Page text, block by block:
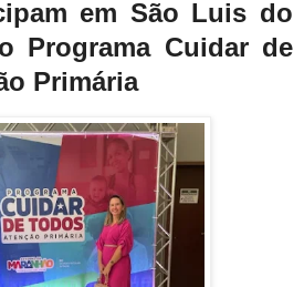
em São Luis do
Programa Cuidar de
Primária